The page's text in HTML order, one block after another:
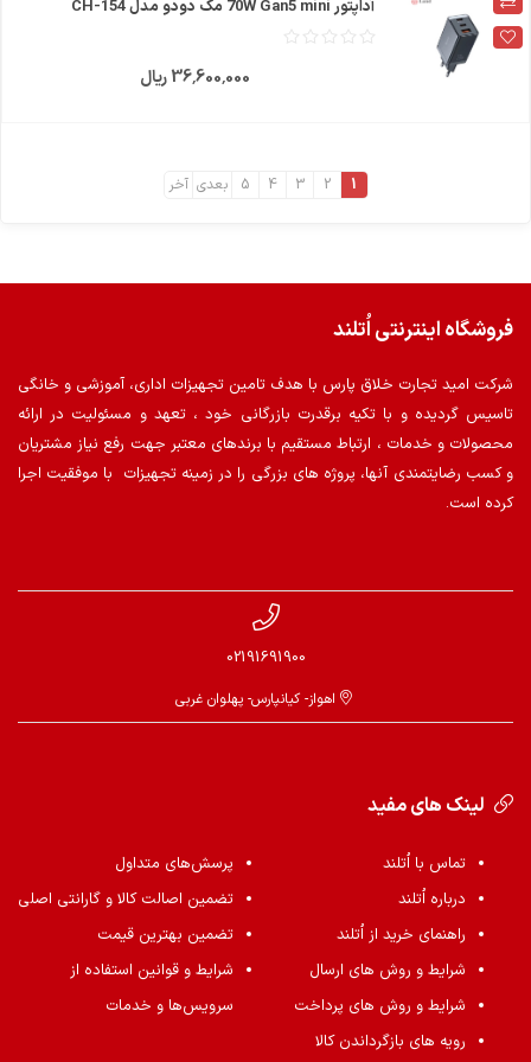
آداپتور 70W Gan5 mini مک دودو مدل CH-154
36٬600٬000 ریال
1
2
3
4
5 بعدی آخر
فروشگاه اینترنتی اُتلند
شرکت امید تجارت خلاق پارس با هدف تامین تجهیزات اداری، آموزشی و خانگی
تاسیس گردیده و با تکیه برقدرت بازرگانی خود ، تعهد و مسئولیت در ارائه
محصولات و خدمات ، ارتباط مستقیم با برندهای معتبر جهت رفع نیاز مشتریان
و کسب رضایتمندی آنها، پروژه های بزرگی را در زمینه تجهیزات با موفقیت اجرا
کرده است.
02191691900
اهواز- کیانپارس- پهلوان غربی
لینک های مفید
تماس با اُتلند
درباره اُتلند
راهنمای خرید از اُتلند
شرایط و روش های ارسال
شرایط و روش های پرداخت
رویه های بازگرداندن کالا
پرسش‌های متداول
تضمین اصالت کالا و گارانتی اصلی
تضمین بهترین قیمت
شرایط و قوانین استفاده از
سرویس‌ها و خدمات